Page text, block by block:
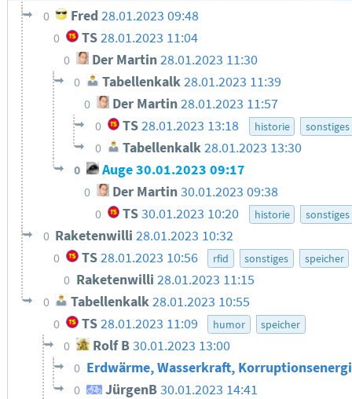
0 Fred 28.01.2023 09:48
0 TS 28.01.2023 11:04
0 Der Martin28.01.2023 11:30
0 Tabellenkalk28.01.2023 11:39
0 Der Martin28.01.2023 11:57
0 TS28.01.2023 13:18 historie sonstiges
0 Tabellenkalk28.01.2023 13:30
0 Auge30.01.2023 09:17
0 Der Martin30.01.2023 09:38
0 TS30.01.2023 10:20 historie sonstiges
0 Raketenwilli28.01.2023 10:32
0 TS 28.01.2023 10:56 rfid sonstiges speicher
0 Raketenwilli 28.01.2023 11:15
0 Tabellenkalk28.01.2023 10:55
0 TS 28.01.2023 11:09 humor speicher
0 Rolf B 30.01.2023 13:00
0 Erdwärme, Wasserkraft,
0 JürgenB30.01.2023 14:41